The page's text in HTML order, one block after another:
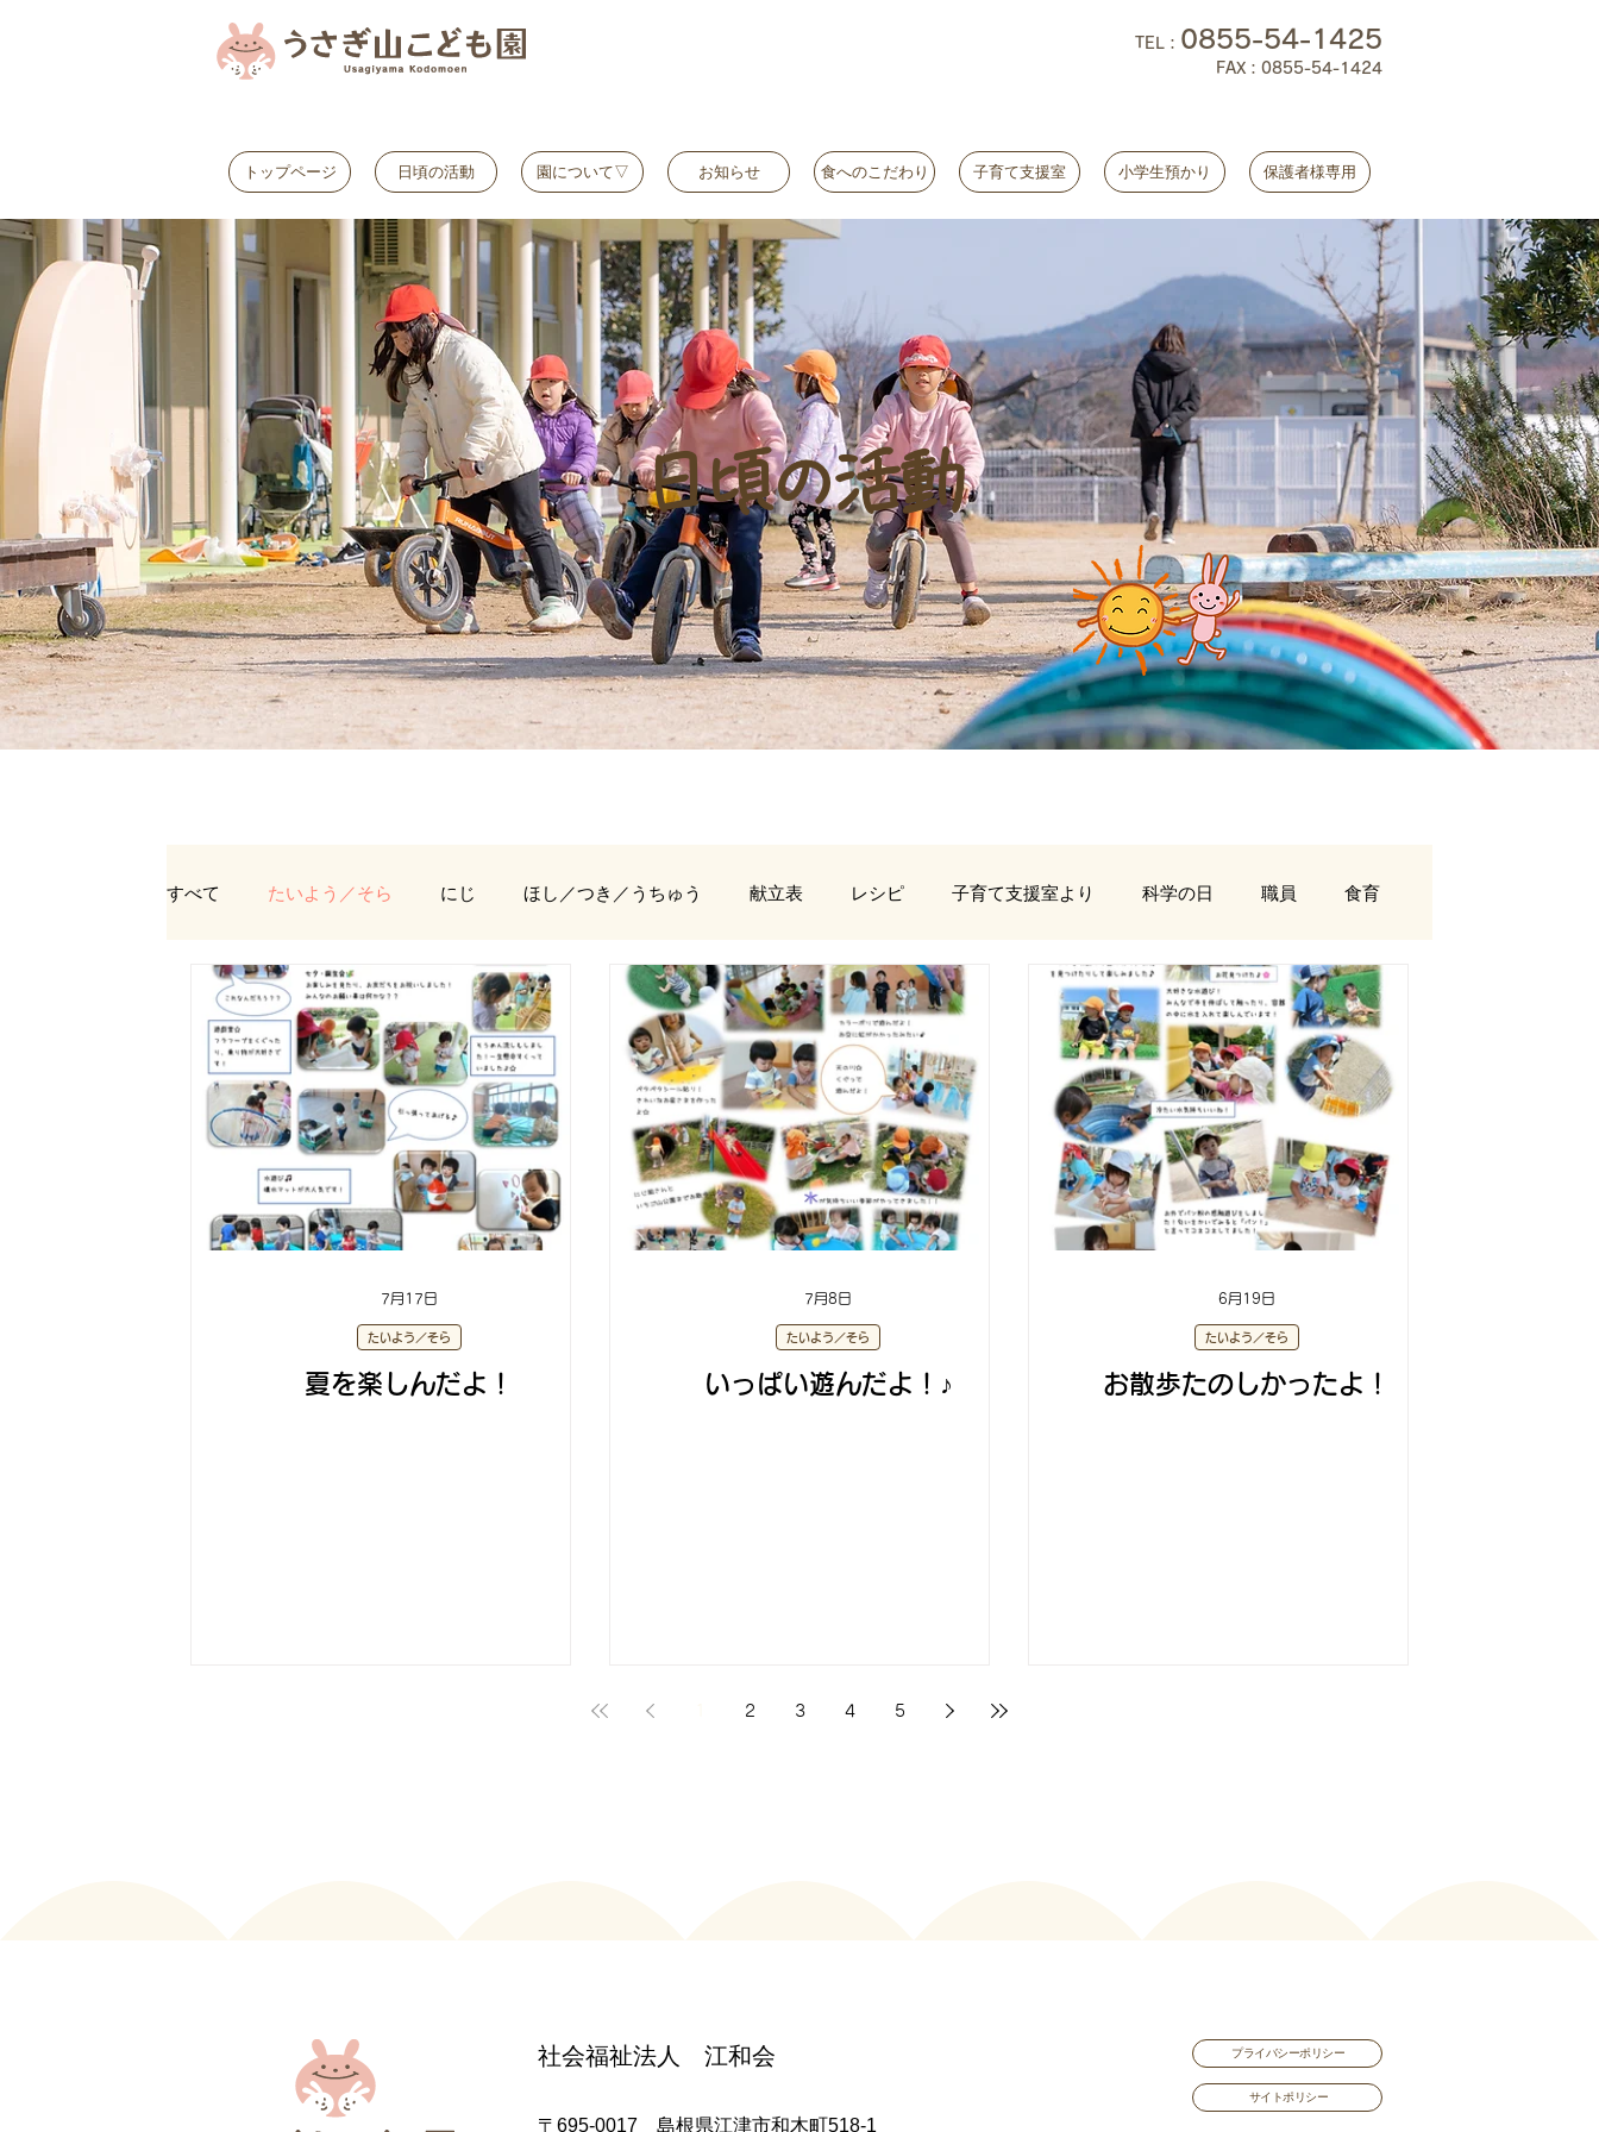
TEL ： 0855-54-1425
FAX：0855-54-1424
トップページ 日頃の活動 園について▽ お知らせ 食へのこだわり 子育て支援室 小学生預かり 保護者様専用
日頃の活動
すべて たいよう／そら にじ ほし／つき／うちゅう 献立表 レシピ 子育て支援室より 科学の日 職員 食育
うちゅうぐみ
夏を楽しんだよ！
たいよう／そら
7月17日
いっぱい遊んだよ！♪
たいよう／そら
7月8日
お散歩たのしかったよ！
たいよう／そら
6月19日
2 3 4 5
社会福祉法人 江和会 プライバシーポリシー
サイトポリシー
〒695-0017 島根県江津市和木町518-1